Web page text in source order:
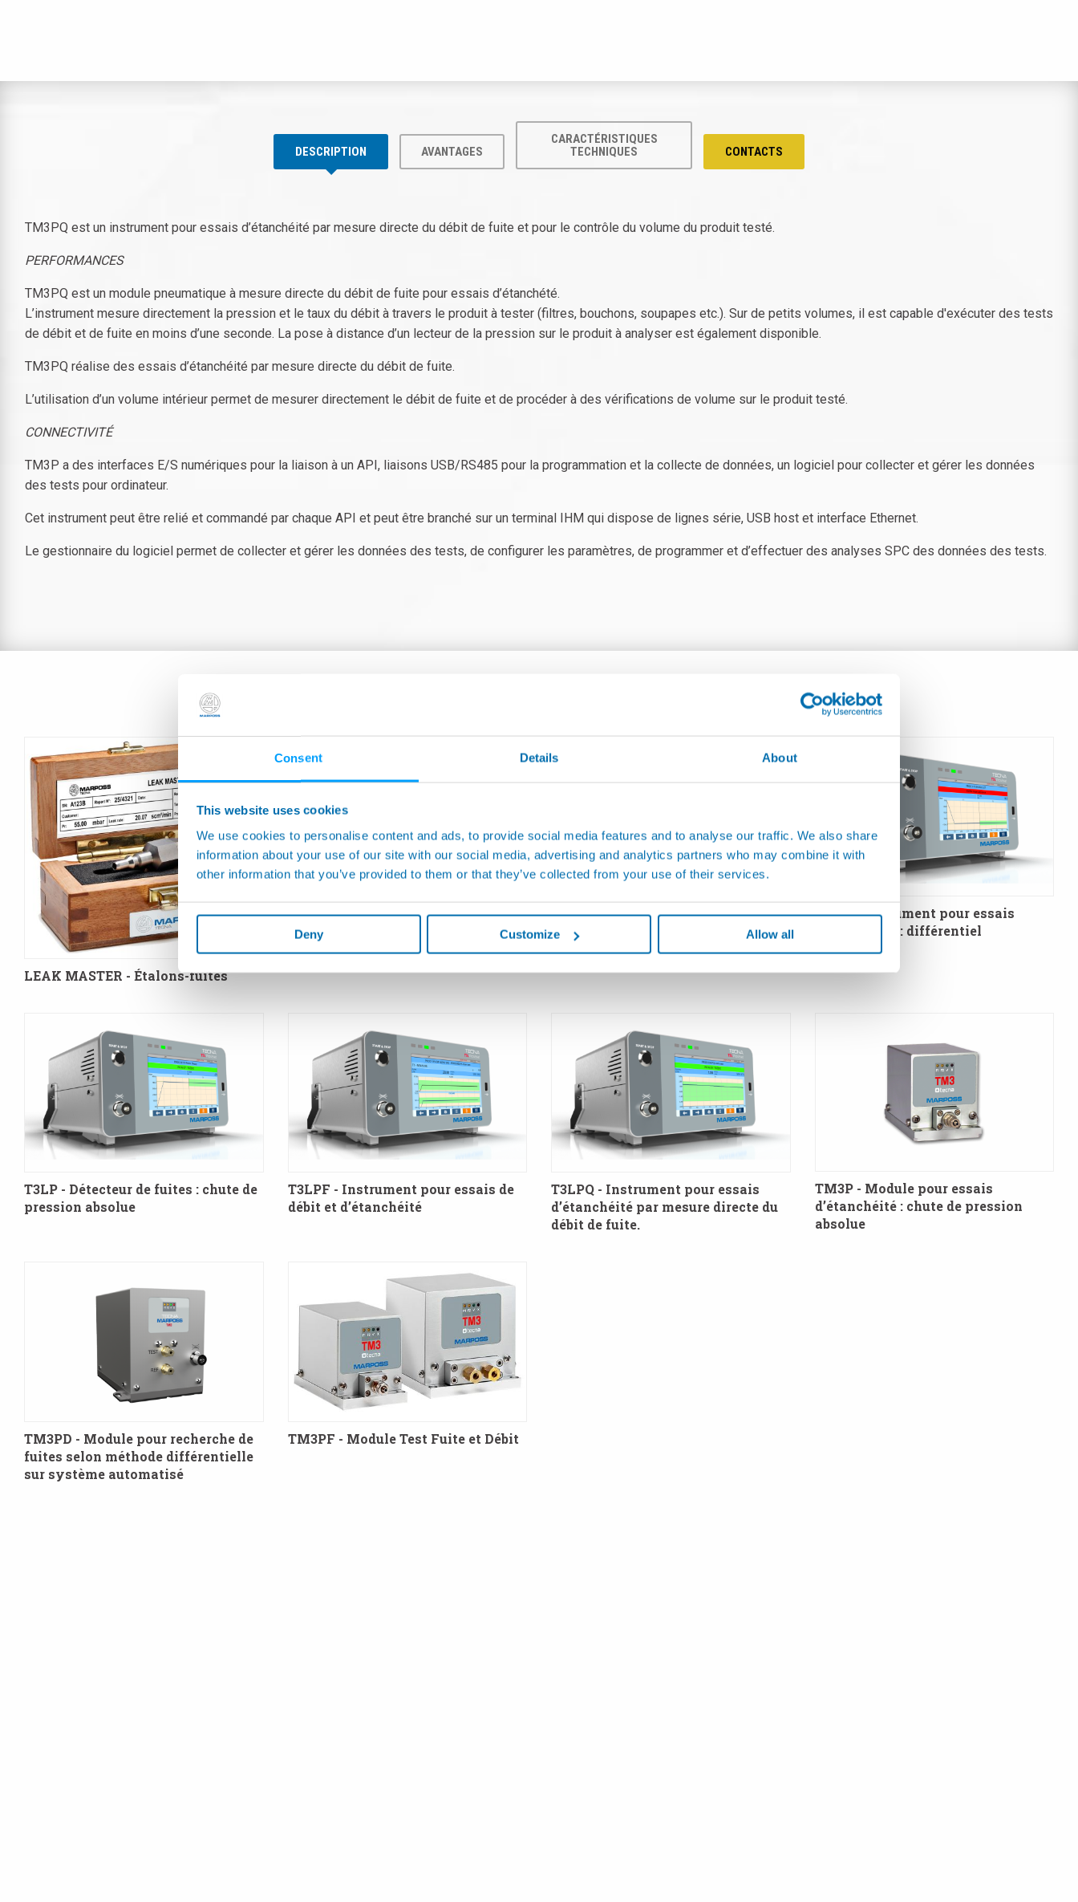
Consent Details About
This website uses cookies
We use cookies to personalise content and ads, to provide social media features and to analyse our traffic. We also share
information about your use of our site with our social media, advertising and analytics partners who may combine it with
other information that you’ve provided to them or that they’ve collected from your use of their services.
Deny Customize Allow all
DESCRIPTION AVANTAGES
CARACTÉRISTIQUES
TECHNIQUES
CONTACTS
TM3PQ est un instrument pour essais d’étanchéité par mesure directe du débit de fuite et pour le contrôle du volume du produit testé.
PERFORMANCES
TM3PQ est un module pneumatique à mesure directe du débit de fuite pour essais d’étanchété.
L’instrument mesure directement la pression et le taux du débit à travers le produit à tester (filtres, bouchons, soupapes etc.). Sur de petits volumes, il est capable d'exécuter des tests
de débit et de fuite en moins d’une seconde. La pose à distance d’un lecteur de la pression sur le produit à analyser est également disponible.
TM3PQ réalise des essais d’étanchéité par mesure directe du débit de fuite.
L’utilisation d’un volume intérieur permet de mesurer directement le débit de fuite et de procéder à des vérifications de volume sur le produit testé.
CONNECTIVITÉ
TM3P a des interfaces E/S numériques pour la liaison à un API, liaisons USB/RS485 pour la programmation et la collecte de données, un logiciel pour collecter et gérer les données
des tests pour ordinateur.
Cet instrument peut être relié et commandé par chaque API et peut être branché sur un terminal IHM qui dispose de lignes série, USB host et interface Ethernet.
Le gestionnaire du logiciel permet de collecter et gérer les données des tests, de configurer les paramètres, de programmer et d’effectuer des analyses SPC des données des tests.
LEAK MASTER - Étalons-fuites
LEAK TESTER CONTROL – LTC -
Calibreur et simulateur de fuites
T2 - Détecteur de fuites : chute de
pression absolue
T3LD - Instrument pour essais
d’étanchéité : différentiel
T3LP - Détecteur de fuites : chute de
pression absolue
T3LPF - Instrument pour essais de
débit et d’étanchéité
T3LPQ - Instrument pour essais
d’étanchéité par mesure directe du
débit de fuite.
TM3P - Module pour essais
d’étanchéité : chute de pression
absolue
TM3PD - Module pour recherche de
fuites selon méthode différentielle
sur système automatisé
TM3PF - Module Test Fuite et Débit